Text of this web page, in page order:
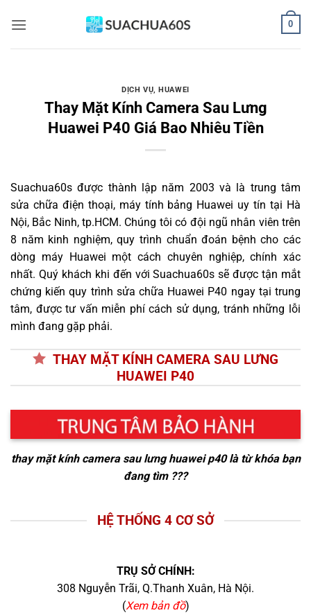
qua
0
DỊCH VỤ,HUAWEI
Thay Mặt Kính Camera Sau Lưng
Huawei P40 Giá Bao Nhiêu Tiền
Suachua60s được thành lập năm 2003 và là trung tâm
sửa chữa điện thoại, máy tính bảng Huawei uy tín tại Hà
Nội, Bắc Ninh, tp.HCM. Chúng tôi có đội ngũ nhân viên trên
8 năm kinh nghiệm, quy trình chuẩn đoán bệnh cho các
dòng máy Huawei một cách chuyên nghiệp, chính xác
nhất. Quý khách khi đến với Suachua60s sẽ được tận mắt
chứng kiến quy trình sửa chữa Huawei P40 ngay tại trung
tâm, được tư vấn miễn phí cách sử dụng, tránh những lỗi
mình đang gặp phải.
THAY MẶT KÍNH CAMERA SAU LƯNG
HUAWEI P40
thay mặt kính camera sau lưng huawei p40là từ khóa bạn
đang tìm ???
HỆ THỐNG 4 CƠ SỞ
TRỤ SỞ CHÍNH:
308 Nguyễn Trãi, Q.Thanh Xuân, Hà Nội.
(Xem bản đồ)